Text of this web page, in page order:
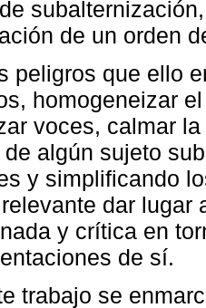
de un orden
peligros que ello
homogeneizar
voces, calmar
algún sujeto
y simplificando
dar lugar
y crítica en
de sí.
trabajo se